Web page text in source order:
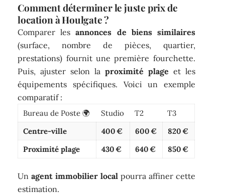
Comment déterminer le juste prix de
location à Houlgate ?
Comparer lesannonces de biens similaires
(surface, nombre de pièces, quartier,
prestations) fournit une première fourchette.
Puis, ajuster selon la proximité plage et les
équipements spécifiques. Voici un exemple
comparatif :
Bureau de Poste 🌍 Studio T2
T3
Centre-ville
400 € 600 €
820 €
Proximité plage
430 € 640 € 850 €
Unagent immobilier local pourra affiner cette
estimation.